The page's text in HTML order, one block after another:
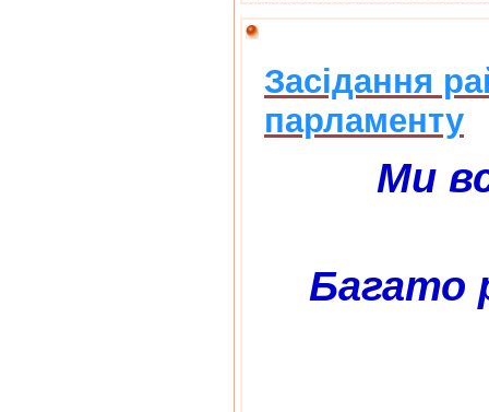
Засідання
парламенту
Ми
Багато